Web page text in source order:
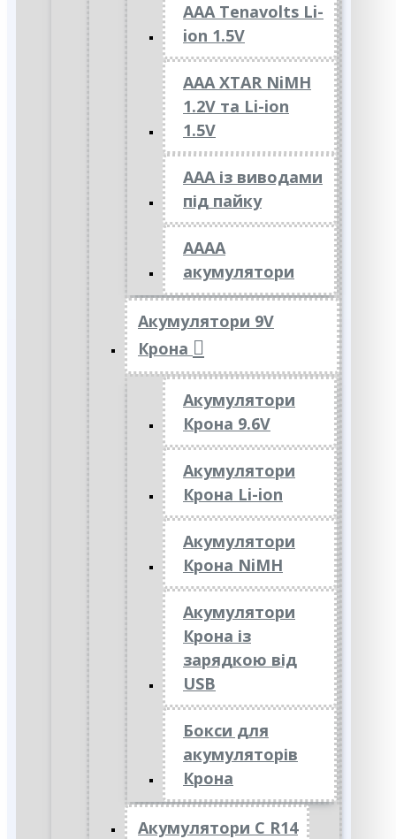
AAA Tenavolts Li-
ion 1.5V
AAA XTAR NiMH
1.2V та Li-ion
1.5V
ААА із виводами
під пайку
АААА
акумулятори
Акумулятори 9V
Крона
Акумулятори
Крона 9.6V
Акумулятори
Крона Li-ion
Акумулятори
Крона NiMH
Акумулятори
Крона із
зарядкою від
USB
Бокси для
акумуляторів
Крона
Акумулятори C R14